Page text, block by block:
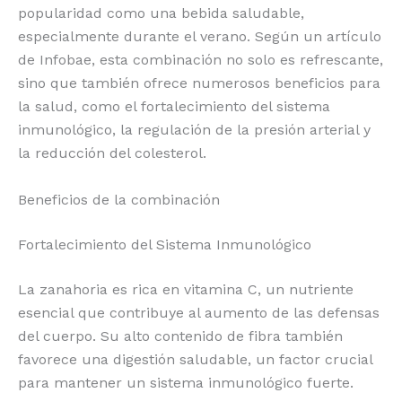
o
k
p
k r
popularidad como una bebida saludable,
especialmente durante el verano. Según un artículo
de Infobae, esta combinación no solo es refrescante,
sino que también ofrece numerosos beneficios para
la salud, como el fortalecimiento del sistema
inmunológico, la regulación de la presión arterial y
la reducción del colesterol.
Beneficios de la combinación
Fortalecimiento del Sistema Inmunológico
La zanahoria es rica en vitamina C, un nutriente
esencial que contribuye al aumento de las defensas
del cuerpo. Su alto contenido de fibra también
favorece una digestión saludable, un factor crucial
para mantener un sistema inmunológico fuerte.